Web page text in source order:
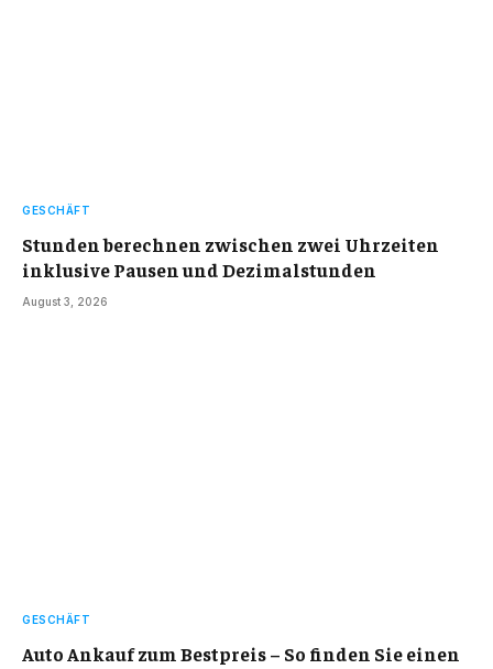
GESCHÄFT
Stunden berechnen zwischen zwei Uhrzeiten
inklusive Pausen und Dezimalstunden
August 3, 2026
GESCHÄFT
Auto Ankauf zum Bestpreis – So finden Sie einen